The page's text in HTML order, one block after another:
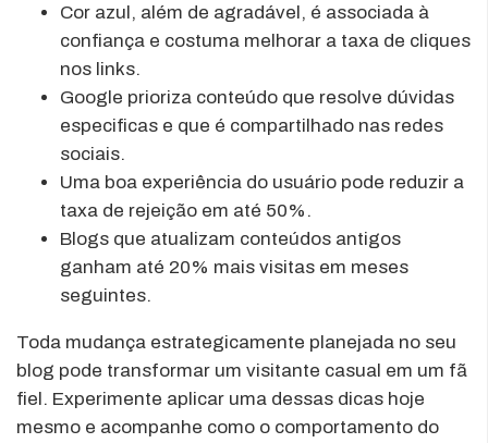
Cor azul, além de agradável, é associada à
confiança e costuma melhorar a taxa de cliques
nos links.
Google prioriza conteúdo que resolve dúvidas
especificas e que é compartilhado nas redes
sociais.
Uma boa experiência do usuário pode reduzir a
taxa de rejeição em até 50%.
Blogs que atualizam conteúdos antigos
ganham até 20% mais visitas em meses
seguintes.
Toda mudança estrategicamente planejada no seu
blog pode transformar um visitante casual em um fã
fiel. Experimente aplicar uma dessas dicas hoje
mesmo e acompanhe como o comportamento do